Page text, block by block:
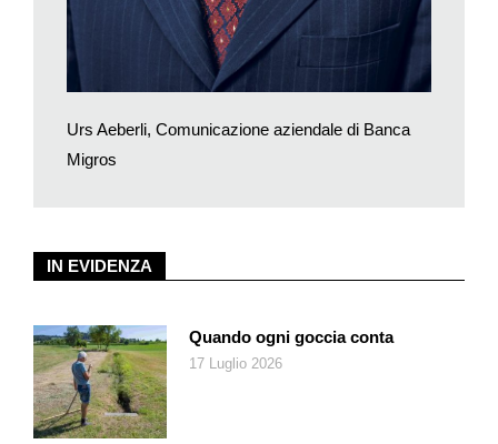
IN EVIDENZA
Quando ogni goccia conta
17 Luglio 2026
Urs Aeberli, Comunicazione aziendale di Banca
Migros